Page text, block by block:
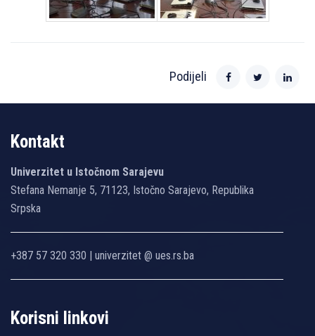
Podijeli
Kontakt
Univerzitet u Istočnom Sarajevu
Stefana Nemanje 5, 71123, Istočno Sarajevo, Republika
Srpska
+387 57 320 330 | univerzitet @ ues.rs.ba
Korisni linkovi